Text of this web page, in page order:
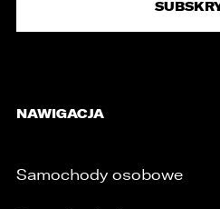
NAWIGACJA
Samochody osobowe